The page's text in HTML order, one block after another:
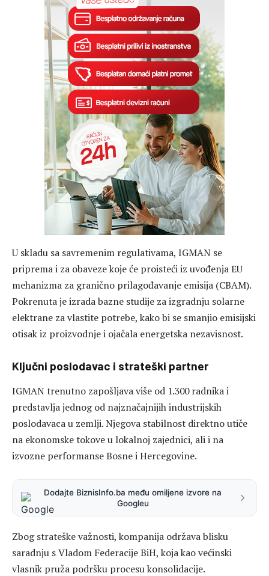
U skladu sa savremenim regulativama, IGMAN se
priprema i za obaveze koje će proisteći iz uvođenja EU
mehanizma za granično prilagođavanje emisija (CBAM).
Pokrenuta je izrada bazne studije za izgradnju solarne
elektrane za vlastite potrebe, kako bi se smanjio emisijski
otisak iz proizvodnje i ojačala energetska nezavisnost.
Ključni poslodavac i strateški partner
IGMAN trenutno zapošljava više od 1.300 radnika i
predstavlja jednog od najznačajnijih industrijskih
poslodavaca u zemlji. Njegova stabilnost direktno utiče
na ekonomske tokove u lokalnoj zajednici, ali i na
izvozne performanse Bosne i Hercegovine.
Dodajte BiznisInfo.ba među omiljene izvore na
Googleu
Zbog strateške važnosti, kompanija održava blisku
saradnju s Vladom Federacije BiH, koja kao većinski
vlasnik pruža podršku procesu konsolidacije.